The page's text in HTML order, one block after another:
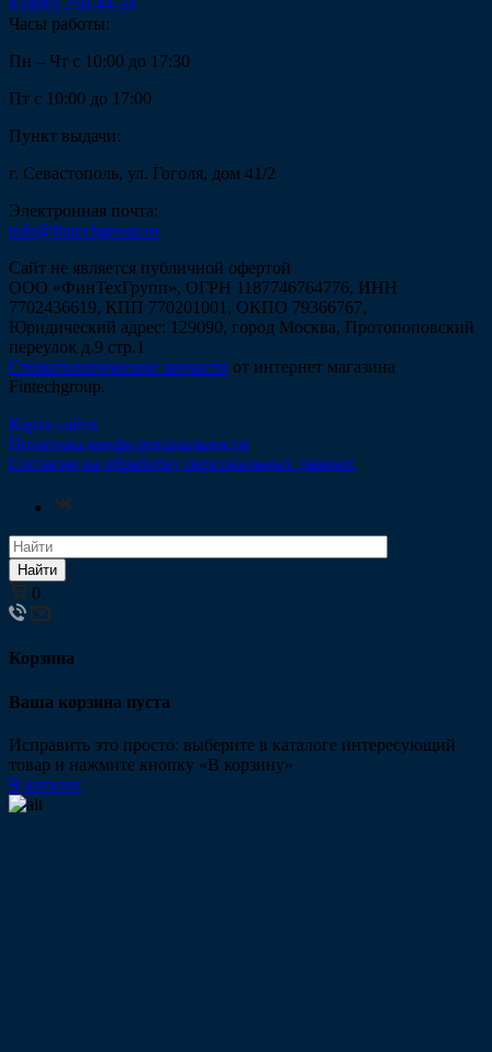
8 (800) 250-44-34
Часы работы:
Пн – Чт с 10:00 до 17:30
Пт с 10:00 до 17:00
Пункт выдачи:
г. Севастополь, ул. Гоголя, дом 41/2
Электронная почта:
info@fintechgroup.ru
Сайт не является публичной офертой
ООО «ФинТехГрупп», ОГРН 1187746764776, ИНН
7702436619, КПП 770201001, ОКПО 79366767,
Юридический адрес: 129090, город Москва, Протопоповский
переулок д.9 стр.1
Стоматологические запчасти от интернет магазина
Fintechgroup.
Карта сайта
Политика конфиденциальности
Согласие на обработку персональных данных
Найти
0
Корзина
Ваша корзина пуста
Исправить это просто: выберите в каталоге интересующий
товар и нажмите кнопку «В корзину»
В каталог